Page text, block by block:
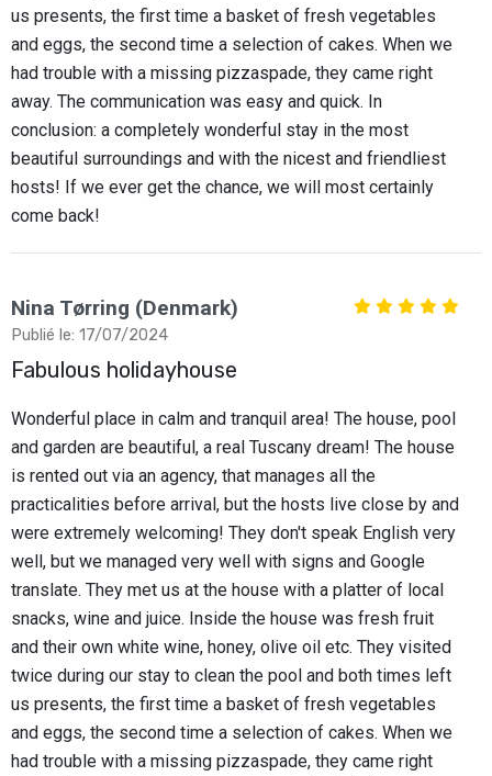
us presents, the first time a basket of fresh vegetables
and eggs, the second time a selection of cakes. When we
had trouble with a missing pizzaspade, they came right
away. The communication was easy and quick. In
conclusion: a completely wonderful stay in the most
beautiful surroundings and with the nicest and friendliest
hosts! If we ever get the chance, we will most certainly
come back!
Nina Tørring (Denmark)
Publié le: 17/07/2024
Fabulous holidayhouse
Wonderful place in calm and tranquil area! The house, pool
and garden are beautiful, a real Tuscany dream! The house
is rented out via an agency, that manages all the
practicalities before arrival, but the hosts live close by and
were extremely welcoming! They don't speak English very
well, but we managed very well with signs and Google
translate. They met us at the house with a platter of local
snacks, wine and juice. Inside the house was fresh fruit
and their own white wine, honey, olive oil etc. They visited
twice during our stay to clean the pool and both times left
us presents, the first time a basket of fresh vegetables
and eggs, the second time a selection of cakes. When we
had trouble with a missing pizzaspade, they came right